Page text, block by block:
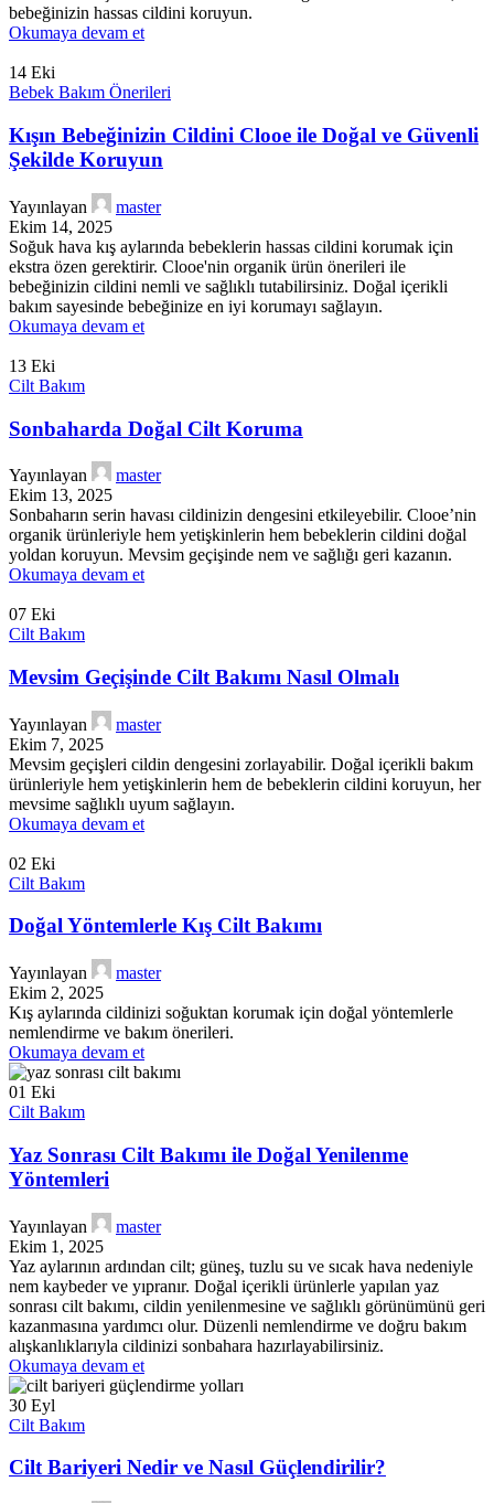
bebeğinizin hassas cildini koruyun.
Okumaya devam et
14 Eki
Bebek Bakım Önerileri
Kışın Bebeğinizin Cildini Clooe ile Doğal ve Güvenli
Şekilde Koruyun
Yayınlayan
master
Ekim 14, 2025
Soğuk hava kış aylarında bebeklerin hassas cildini korumak için
ekstra özen gerektirir. Clooe'nin organik ürün önerileri ile
bebeğinizin cildini nemli ve sağlıklı tutabilirsiniz. Doğal içerikli
bakım sayesinde bebeğinize en iyi korumayı sağlayın.
Okumaya devam et
13 Eki
Cilt Bakım
Sonbaharda Doğal Cilt Koruma
Yayınlayan
master
Ekim 13, 2025
Sonbaharın serin havası cildinizin dengesini etkileyebilir. Clooe’nin
organik ürünleriyle hem yetişkinlerin hem bebeklerin cildini doğal
yoldan koruyun. Mevsim geçişinde nem ve sağlığı geri kazanın.
Okumaya devam et
07 Eki
Cilt Bakım
Mevsim Geçişinde Cilt Bakımı Nasıl Olmalı
Yayınlayan
master
Ekim 7, 2025
Mevsim geçişleri cildin dengesini zorlayabilir. Doğal içerikli bakım
ürünleriyle hem yetişkinlerin hem de bebeklerin cildini koruyun, her
mevsime sağlıklı uyum sağlayın.
Okumaya devam et
02 Eki
Cilt Bakım
Doğal Yöntemlerle Kış Cilt Bakımı
Yayınlayan
master
Ekim 2, 2025
Kış aylarında cildinizi soğuktan korumak için doğal yöntemlerle
nemlendirme ve bakım önerileri.
Okumaya devam et
01 Eki
Cilt Bakım
Yaz Sonrası Cilt Bakımı ile Doğal Yenilenme
Yöntemleri
Yayınlayan
master
Ekim 1, 2025
Yaz aylarının ardından cilt; güneş, tuzlu su ve sıcak hava nedeniyle
nem kaybeder ve yıpranır. Doğal içerikli ürünlerle yapılan yaz
sonrası cilt bakımı, cildin yenilenmesine ve sağlıklı görünümünü geri
kazanmasına yardımcı olur. Düzenli nemlendirme ve doğru bakım
alışkanlıklarıyla cildinizi sonbahara hazırlayabilirsiniz.
Okumaya devam et
30 Eyl
Cilt Bakım
Cilt Bariyeri Nedir ve Nasıl Güçlendirilir?